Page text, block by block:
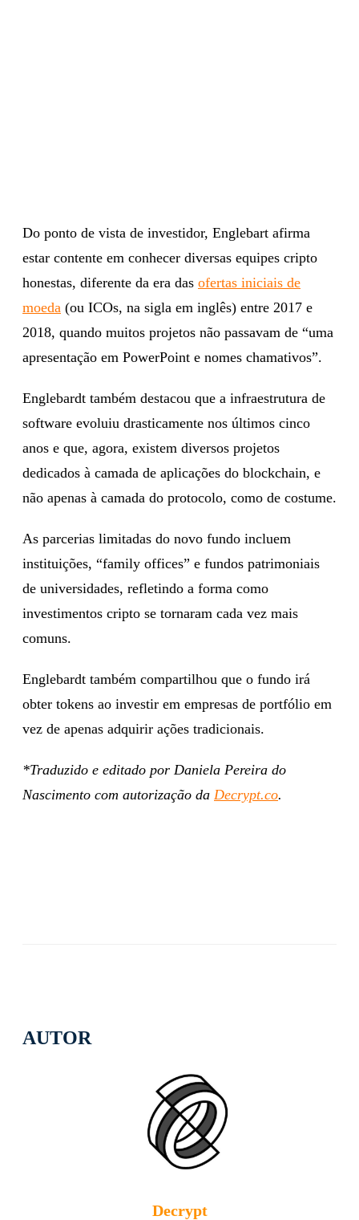
AUTOR
Decrypt
Do ponto de vista de investidor, Englebart afirma
estar contente em conhecer diversas equipes cripto
honestas, diferente da era das ofertas iniciais de
moeda (ou ICOs, na sigla em inglês) entre 2017 e
2018, quando muitos projetos não passavam de “uma
apresentação em PowerPoint e nomes chamativos”.
Englebardt também destacou que a infraestrutura de
software evoluiu drasticamente nos últimos cinco
anos e que, agora, existem diversos projetos
dedicados à camada de aplicações do blockchain, e
não apenas à camada do protocolo, como de costume.
As parcerias limitadas do novo fundo incluem
instituições, “family offices” e fundos patrimoniais
de universidades, refletindo a forma como
investimentos cripto se tornaram cada vez mais
comuns.
Englebardt também compartilhou que o fundo irá
obter tokens ao investir em empresas de portfólio em
vez de apenas adquirir ações tradicionais.
*Traduzido e editado por Daniela Pereira do
Nascimento com autorização da Decrypt.co.